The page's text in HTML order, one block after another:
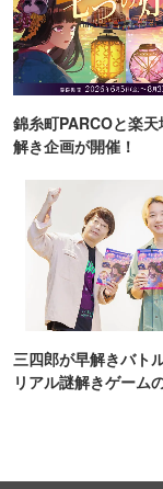
錦糸町PARCOと楽
解き企画が開催！
三四郎が早解きバト
リアル謎解きゲーム